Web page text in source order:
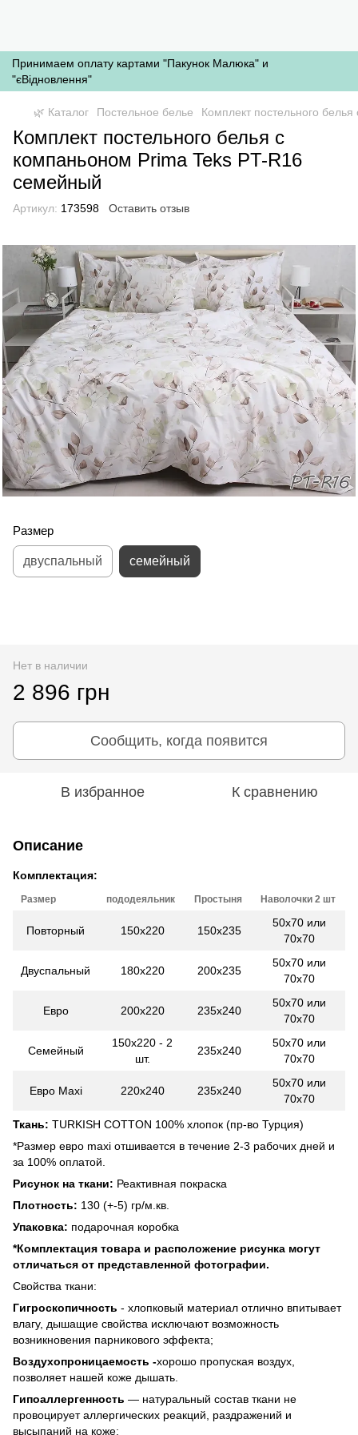
Принимаем оплату картами "Пакунок Малюка" и
"єВідновлення"
🌿 Каталог Постельное белье Комплект постельного
Комплект постельного белья с
компаньоном Prima Teks PT-R16
семейный
Артикул: 173598 Оставить отзыв
Размер
двуспальный семейный
Нет в наличии
2 896 грн
Сообщить, когда появится
В избранное К сравнению
Описание
Комплектация:
Размер пододеяльник Простыня Наволочки 2 шт
Повторный 150x220 150x235
50х70 или
70х70
Двуспальный 180x220 200x235
50х70 или
70х70
Евро 200x220 235x240
50х70 или
70х70
Семейный
150x220 - 2
шт.
235x240
50х70 или
70х70
Евро Maxi 220x240 235x240
50х70 или
70х70
Ткань: TURKISH COTTON 100% хлопок (пр-во Турция)
*Размер евро maxi отшивается в течение 2-3 рабочих дней и
за 100% оплатой.
Рисунок на ткани: Реактивная покраска
Плотность: 130 (+-5) гр/м.кв.
Упаковка: подарочная коробка
*Комплектация товара и расположение рисунка могут
отличаться от представленной фотографии.
Свойства ткани:
Гигроскопичность - хлопковый материал отлично впитывает
влагу, дышащие свойства исключают возможность
возникновения парникового эффекта;
Воздухопроницаемость -хорошо пропуская воздух,
позволяет нашей коже дышать.
Гипоаллергенность — натуральный состав ткани не
провоцирует аллергических реакций, раздражений и
высыпаний на коже;